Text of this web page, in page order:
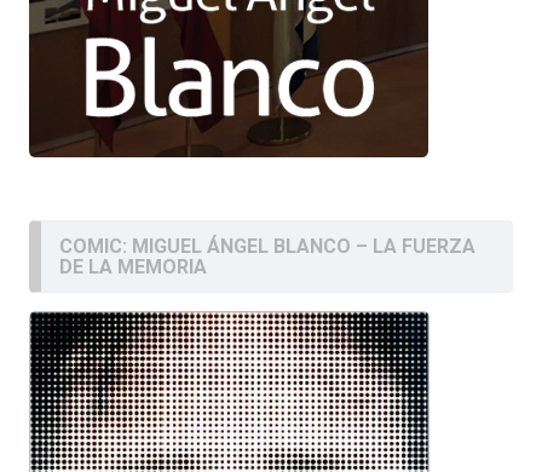
COMIC: MIGUEL ÁNGEL BLANCO – LA FUERZA
DE LA MEMORIA